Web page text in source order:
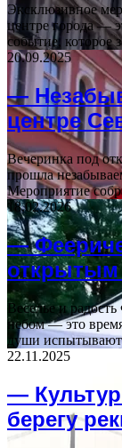
Эксклюзивное
центре города —
событие, которое
20.09.2025
—
центре
Вечеринка под
прошла
Мероприятие
18.02.2026
—
открытым
Веселье и
небом — это
души
22.11.2025
—
берегу